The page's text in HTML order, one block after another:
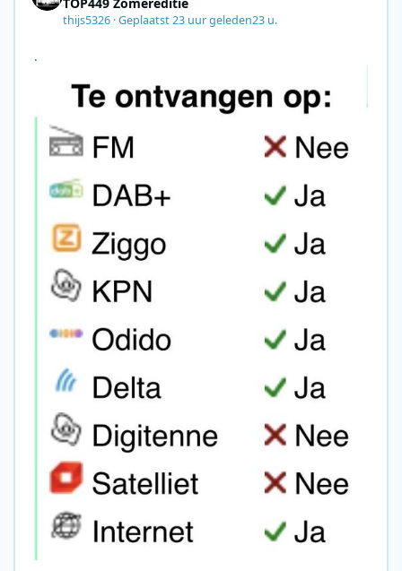
thijs5326 ·Geplaatst23 uur geleden23 u.
.